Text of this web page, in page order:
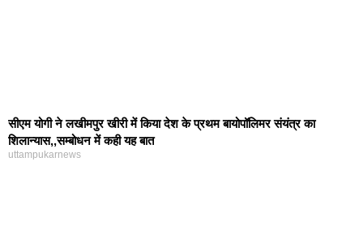
सीएम योगी ने लखीमपुर खीरी में किया देश के प्रथम बायोपॉलिमर संयंत्र का
शिलान्यास,,सम्बोधन में कही यह बात
uttampukarnews